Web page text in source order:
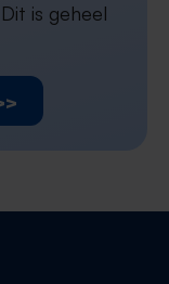
is geheel